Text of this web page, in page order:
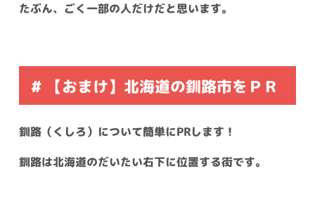
たぶん、ごく一部の人だけだと思います。
# 【おまけ】北海道の釧路市をＰＲ
釧路（くしろ）について簡単にPRします！
釧路は北海道のだいたい右下に位置する街です。